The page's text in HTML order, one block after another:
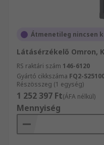
Átmenetileg nincsen
Látásérzékelő Omron,
RS raktári szám 146-6120
Gyártó cikkszáma FQ2-
Részösszeg (1 egység)
1 252 397 Ft(ÁFA nélkül)
Mennyiség